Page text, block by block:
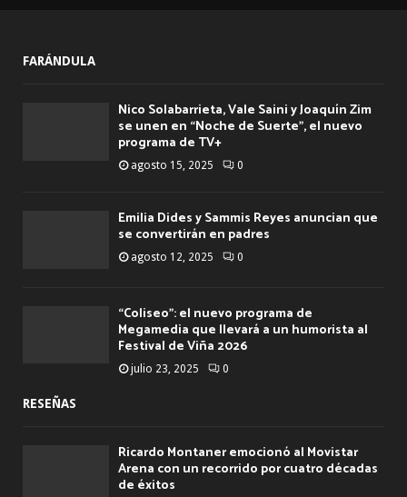
FARÁNDULA
Nico Solabarrieta, Vale Saini y Joaquín Zim
se unen en “Noche de Suerte”, el nuevo
programa de TV+
agosto 15, 2025 0
Emilia Dides y Sammis Reyes anuncian que
se convertirán en padres
agosto 12, 2025 0
“Coliseo”: el nuevo programa de
Megamedia que llevará a un humorista al
Festival de Viña 2026
julio 23, 2025 0
RESEÑAS
Ricardo Montaner emocionó al Movistar
Arena con un recorrido por cuatro décadas
de éxitos